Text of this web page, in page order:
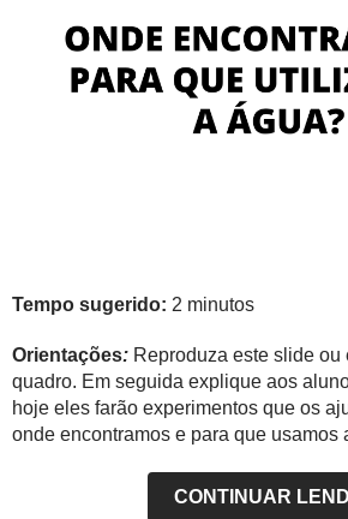
Tempo sugerido: 2 minutos
Orientações: Reproduza este slide ou
quadro. Em seguida explique aos
hoje eles farão experimentos que os
onde encontramos e para que usamos
CONTINUAR